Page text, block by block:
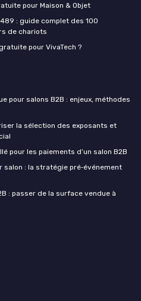
pour Maison & Objet
: guide complet des 100
de chariots
pour VivaTech ?
pour salons B2B : enjeux, méthodes
la sélection des exposants et
pour les paiements d’un salon B2B
salon : la stratégie pré‑événement
: passer de la surface vendue à